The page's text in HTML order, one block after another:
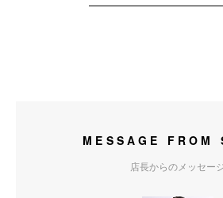
MESSAGE FROM
店長からのメッセー